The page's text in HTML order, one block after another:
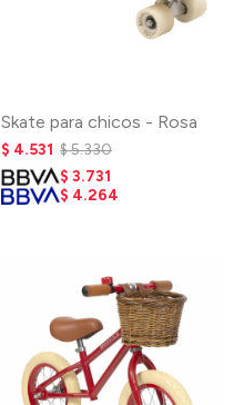
Skate para chicos - Rosa
$ 4.531 $5.330
$ 3.731
$ 4.264